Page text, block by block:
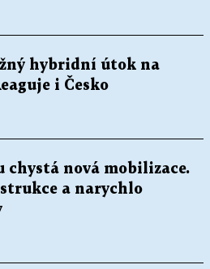
hybridní útok na
i Česko
chystá nová mobilizace.
a narychlo